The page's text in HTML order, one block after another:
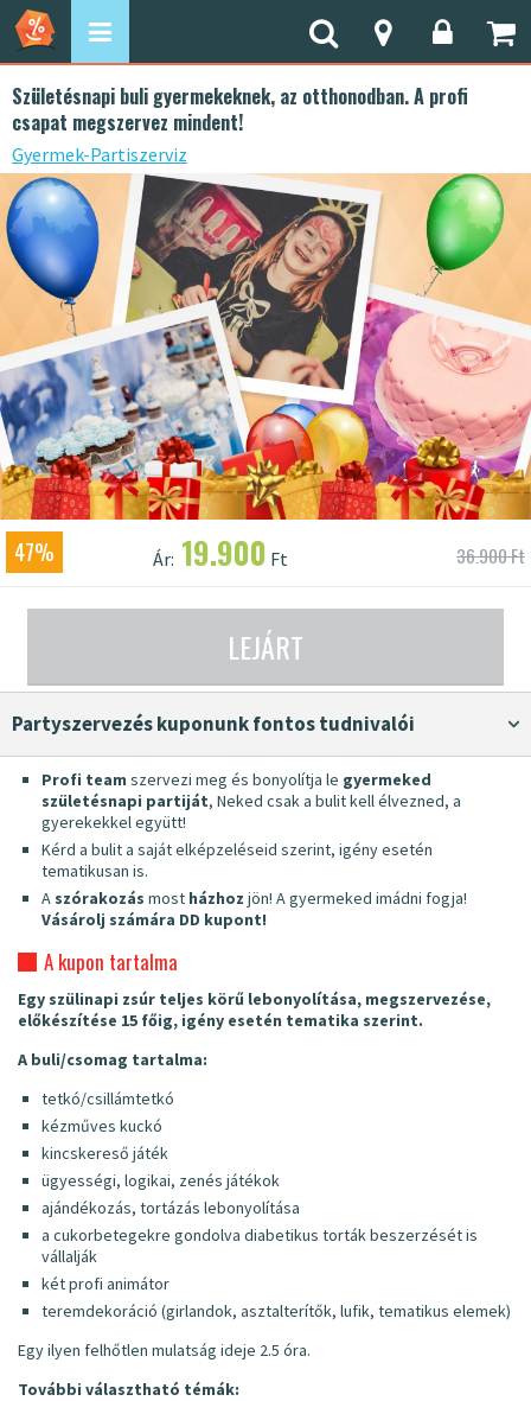
Születésnapi buli gyermekeknek, az otthonodban. A profi
csapat megszervez mindent!
Gyermek-Partiszerviz
47% Ár: 19.900 Ft 36.900 Ft
LEJÁRT
Partyszervezés kuponunk fontos tudnivalói
Profi team szervezi meg és bonyolítja le gyermeked
születésnapi partiját, Neked csak a bulit kell élvezned, a
gyerekekkel együtt!
Kérd a bulit a saját elképzeléseid szerint, igény esetén
tematikusan is.
A szórakozás most házhoz jön! A gyermeked imádni fogja!
Vásárolj számára DD kupont!
A kupon tartalma
Egy szülinapi zsúr teljes körű lebonyolítása, megszervezése,
előkészítése 15 főig, igény esetén tematika szerint.
A buli/csomag tartalma:
tetkó/csillámtetkó
kézműves kuckó
kincskereső játék
ügyességi, logikai, zenés játékok
ajándékozás, tortázás lebonyolítása
a cukorbetegekre gondolva diabetikus torták beszerzését is
vállalják
két profi animátor
teremdekoráció (girlandok, asztalterítők, lufik, tematikus elemek)
Egy ilyen felhőtlen mulatság ideje 2.5 óra.
További választható témák: